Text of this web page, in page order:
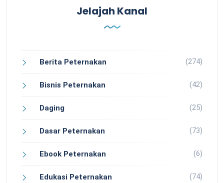
Jelajah Kanal
Berita Peternakan (274)
Bisnis Peternakan (42)
Daging (25)
Dasar Peternakan (73)
Ebook Peternakan (6)
Edukasi Peternakan (74)